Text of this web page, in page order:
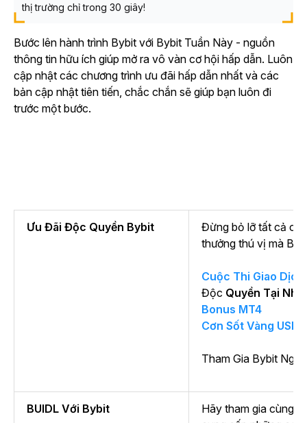
thị trường chỉ trong 30 giây!
Bước lên hành trình Bybit với Bybit Tuần Này - nguồn
thông tin hữu ích giúp mở ra vô vàn cơ hội hấp dẫn. Luôn
cập nhật các chương trình ưu đãi hấp dẫn nhất và các
bản cập nhật tiên tiến, chắc chắn sẽ giúp bạn luôn đi
trước một bước.
Ưu Đãi Độc Quyền Bybit
Đừng bỏ lỡ tất cả
thưởng thú vị mà
Cuộc Thi Giao
Độc Quyền Tại
Bonus MT4
Cơn Sốt Vàng USDT
Tham Gia Bybit
BUIDL Với Bybit
Hãy tham gia cùng